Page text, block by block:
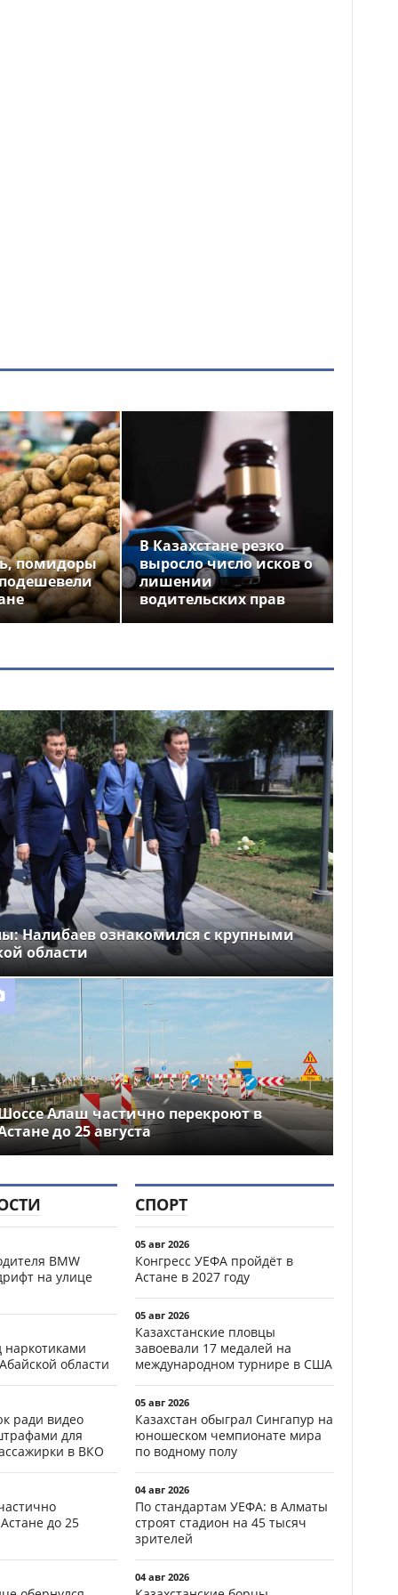
помидоры
В Казахстане резко
выросло число исков о
лишении
водительских прав
Налибаев ознакомился с крупными
области
Алаш частично перекроют в
до 25 августа
BMW
на улице
наркотиками
области
ради видео
для
в ВКО
до 25
СПОРТ
05 авг 2026
Конгресс УЕФА пройдёт в
Астане в 2027 году
05 авг 2026
Казахстанские пловцы
завоевали 17 медалей на
международном турнире в США
05 авг 2026
Казахстан обыграл Сингапур на
юношеском чемпионате мира
по водному полу
04 авг 2026
По стандартам УЕФА: в Алматы
строят стадион на 45 тысяч
зрителей
04 авг 2026